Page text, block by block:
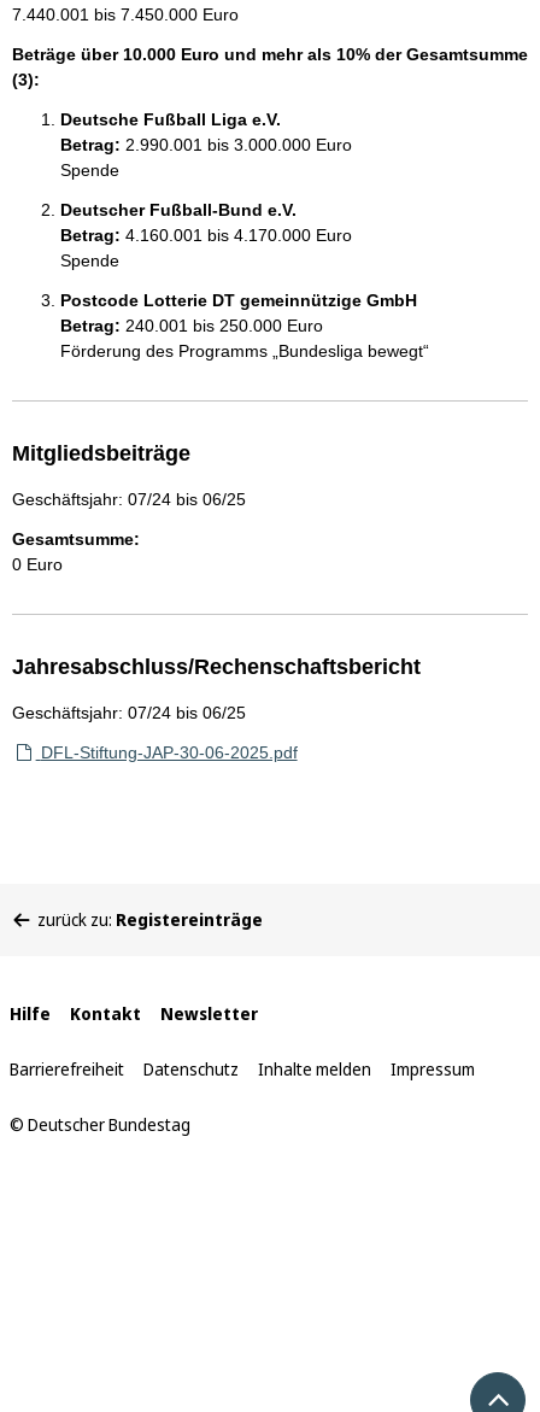
7.440.001 bis 7.450.000 Euro
Beträge über 10.000 Euro und mehr als 10% der Gesamtsumme
(3):
Deutsche Fußball Liga e.V.
Betrag: 2.990.001 bis 3.000.000 Euro
Spende
Deutscher Fußball-Bund e.V.
Betrag: 4.160.001 bis 4.170.000 Euro
Spende
Postcode Lotterie DT gemeinnützige GmbH
Betrag: 240.001 bis 250.000 Euro
Förderung des Programms „Bundesliga bewegt“
Mitgliedsbeiträge
Geschäftsjahr: 07/24 bis 06/25
Gesamtsumme:
0 Euro
Jahresabschluss/Rechenschaftsbericht
Geschäftsjahr: 07/24 bis 06/25
DFL-Stiftung-JAP-30-06-2025.pdf
befinden
zurück zu: Registereinträge
Interne
Links
Hilfe Kontakt Newsletter
Barrierefreiheit Datenschutz Inhalte melden Impressum
© Deutscher Bundestag